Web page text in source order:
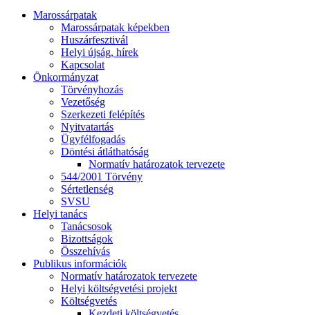
Marossárpatak
Marossárpatak képekben
Huszárfesztivál
Helyi újság, hírek
Kapcsolat
Önkormányzat
Törvényhozás
Vezetőség
Szerkezeti felépítés
Nyitvatartás
Ügyfélfogadás
Döntési átláthatóság
Normatív határozatok tervezete
544/2001 Törvény
Sértetlenség
SVSU
Helyi tanács
Tanácsosok
Bizottságok
Összehívás
Publikus információk
Normatív határozatok tervezete
Helyi költségvetési projekt
Költségvetés